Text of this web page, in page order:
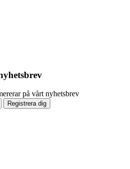
på vårt nyhetsbrev
Registrera dig